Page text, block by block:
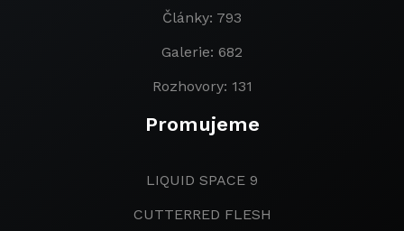
Články: 793
Galerie: 682
Rozhovory: 131
Promujeme
LIQUID SPACE 9
CUTTERRED FLESH